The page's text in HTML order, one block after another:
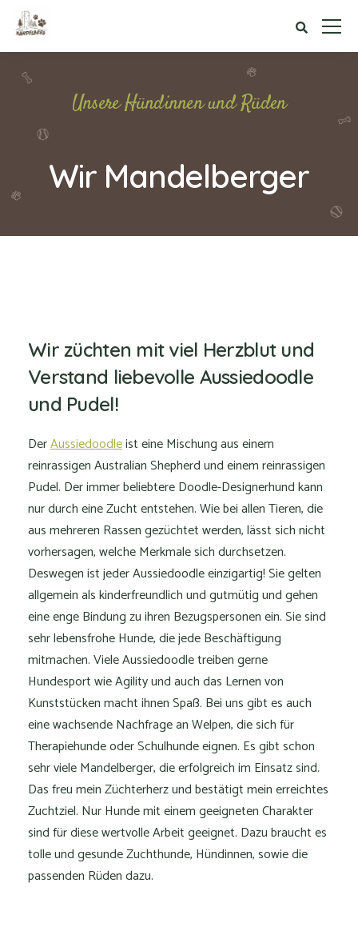
Unsere Hündinnen und Rüden
Wir Mandelberger
Wir züchten mit viel Herzblut und
Verstand liebevolle Aussiedoodle
und Pudel!
DerAussiedoodleist eine Mischung aus einem
reinrassigen Australian Shepherd und einem reinrassigen
Pudel. Der immer beliebtere Doodle-Designerhund kann
nur durch eine Zucht entstehen. Wie bei allen Tieren, die
aus mehreren Rassen gezüchtet werden, lässt sich nicht
vorhersagen, welche Merkmale sich durchsetzen.
Deswegen ist jeder Aussiedoodle einzigartig! Sie gelten
allgemein als kinderfreundlich und gutmütig und gehen
eine enge Bindung zu ihren Bezugspersonen ein. Sie sind
sehr lebensfrohe Hunde, die jede Beschäftigung
mitmachen. Viele Aussiedoodle treiben gerne
Hundesport wie Agility und auch das Lernen von
Kunststücken macht ihnen Spaß. Bei uns gibt es auch
eine wachsende Nachfrage an Welpen, die sich für
Therapiehunde oder Schulhunde eignen. Es gibt schon
sehr viele Mandelberger, die erfolgreich im Einsatz sind.
Das freu mein Züchterherz und bestätigt mein erreichtes
Zuchtziel. Nur Hunde mit einem geeigneten Charakter
sind für diese wertvolle Arbeit geeignet. Dazu braucht es
tolle und gesunde Zuchthunde, Hündinnen, sowie die
passenden Rüden dazu.